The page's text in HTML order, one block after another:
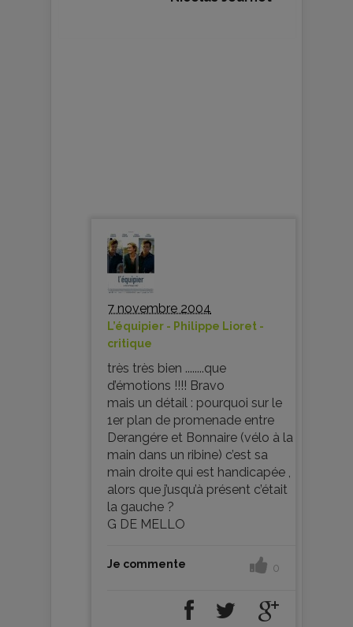
7 novembre 2004
L’équipier - Philippe Lioret -
critique
très très bien ........que
d’émotions !!!! Bravo
mais un détail : pourquoi sur le
1er plan de promenade entre
Derangére et Bonnaire (vélo à la
main dans un ribine) c’est sa
main droite qui est handicapée ,
alors que j’usqu’à présent c’était
la gauche ?
G DE MELLO
Je commente 0